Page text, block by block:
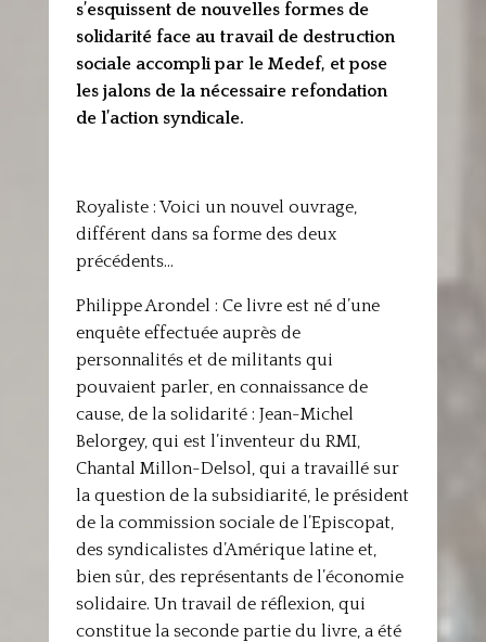
s’esquissent de nouvelles formes de
solidarité face au travail de destruction
sociale accompli par le Medef, et pose
les jalons de la nécessaire refondation
de l’action syndicale.
Royaliste : Voici un nouvel ouvrage,
différent dans sa forme des deux
précédents…
Philippe Arondel : Ce livre est né d’une
enquête effectuée auprès de
personnalités et de militants qui
pouvaient parler, en connaissance de
cause, de la solidarité : Jean-Michel
Belorgey, qui est l’inventeur du RMI,
Chantal Millon-Delsol, qui a travaillé sur
la question de la subsidiarité, le président
de la commission sociale de l’Episcopat,
des syndicalistes d’Amérique latine et,
bien sûr, des représentants de l’économie
solidaire. Un travail de réflexion, qui
constitue la seconde partie du livre, a été